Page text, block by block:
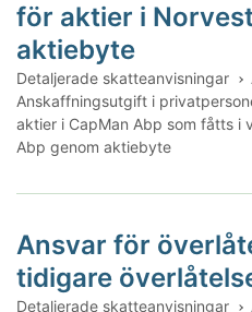
för aktier i
aktiebyte
Detaljerade skatteanvisningar
Anskaffningsutgift i
aktier i CapMan Abp som fåtts i
Abp genom aktiebyte
Ansvar för
tidigare
Detaljerade skatteanvisningar